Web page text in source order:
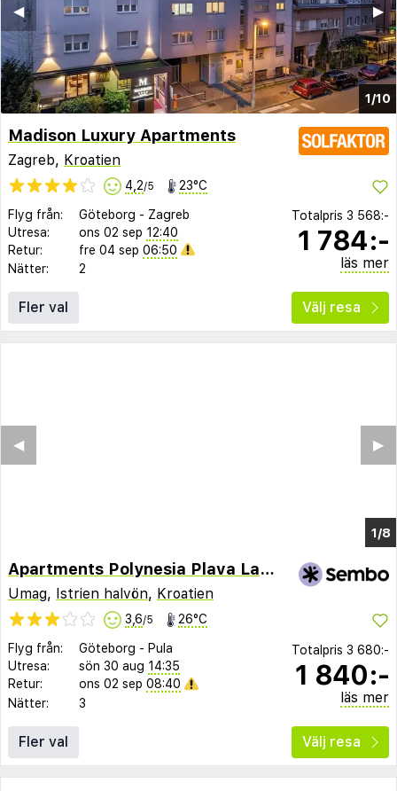
1/10
▶︎
◀︎
Madison Luxury Apartments
Zagreb, Kroatien
4,2/5 23°C
Flyg från: Göteborg - Zagreb
Utresa:
ons 02 sep 12:40
Retur:
fre 04 sep 06:50
Nätter:
2
Totalpris 3 568:-
1 784:-
läs mer
Fler val Välj resa
1/3
▶︎
◀︎
Apartments Polynesia Plava Laguna
Umag, Istrien halvön, Kroatien
3,6/5 26°C
Flyg från: Göteborg - Pula
Utresa:
sön 30 aug 14:35
Retur:
ons 02 sep 08:40
Nätter:
3
Totalpris 3 680:-
1 840:-
läs mer
Fler val Välj resa